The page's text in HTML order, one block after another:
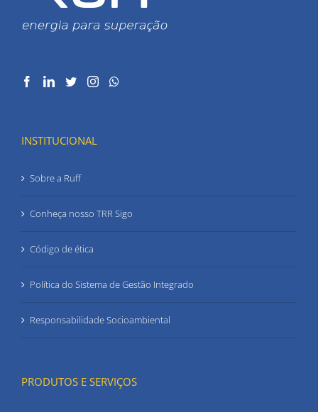
INSTITUCIONAL
Sobre a Ruff
Conheça nosso TRR Sigo
Código de ética
Política do Sistema de Gestão Integrado
Responsabilidade Socioambiental
PRODUTOS E SERVIÇOS